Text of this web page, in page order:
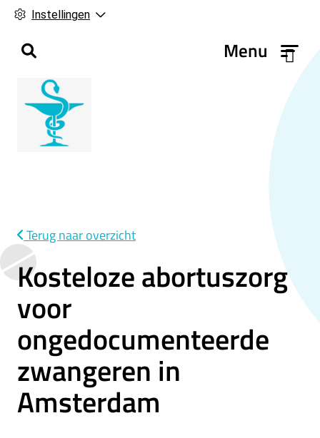
Instellingen
Menu
Terug naar overzicht
Kosteloze abortuszorg
voor
ongedocumenteerde
zwangeren in
Amsterdam